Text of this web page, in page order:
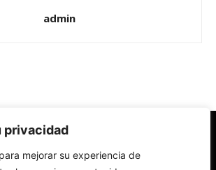
privacidad
mejorar su experiencia de
admin
sobre la Iglesia católica y la sociedad